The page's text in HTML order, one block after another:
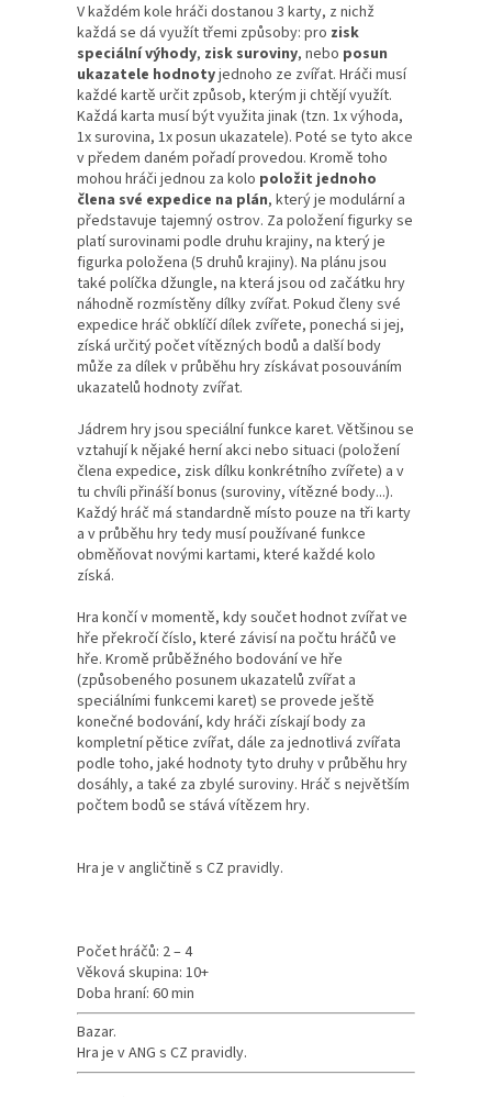
V každém kole hráči dostanou 3 karty, z nichž
každá se dá využít třemi způsoby: pro zisk
speciální výhody, zisk suroviny, nebo posun
ukazatele hodnotyjednoho ze zvířat. Hráči musí
každé kartě určit způsob, kterým ji chtějí využít.
Každá karta musí být využita jinak (tzn. 1x výhoda,
1x surovina, 1x posun ukazatele). Poté se tyto akce
v předem daném pořadí provedou. Kromě toho
mohou hráči jednou za kolo položit jednoho
člena své expedice na plán, který je modulární a
představuje tajemný ostrov. Za položení figurky se
platí surovinami podle druhu krajiny, na který je
figurka položena (5 druhů krajiny). Na plánu jsou
také políčka džungle, na která jsou od začátku hry
náhodně rozmístěny dílky zvířat. Pokud členy své
expedice hráč obklíčí dílek zvířete, ponechá si jej,
získá určitý počet vítězných bodů a další body
může za dílek v průběhu hry získávat posouváním
ukazatelů hodnoty zvířat.
Jádrem hry jsou speciální funkce karet. Většinou se
vztahují k nějaké herní akci nebo situaci (položení
člena expedice, zisk dílku konkrétního zvířete) a v
tu chvíli přináší bonus (suroviny, vítězné body...).
Každý hráč má standardně místo pouze na tři karty
a v průběhu hry tedy musí používané funkce
obměňovat novými kartami, které každé kolo
získá.
Hra končí v momentě, kdy součet hodnot zvířat ve
hře překročí číslo, které závisí na počtu hráčů ve
hře. Kromě průběžného bodování ve hře
(způsobeného posunem ukazatelů zvířat a
speciálními funkcemi karet) se provede ještě
konečné bodování, kdy hráči získají body za
kompletní pětice zvířat, dále za jednotlivá zvířata
podle toho, jaké hodnoty tyto druhy v průběhu hry
dosáhly, a také za zbylé suroviny. Hráč s největším
počtem bodů se stává vítězem hry.
Hra je v angličtině s CZ pravidly.
Počet hráčů: 2 – 4
Věková skupina: 10+
Doba hraní: 60 min
Bazar.
Hra je v ANG s CZ pravidly.